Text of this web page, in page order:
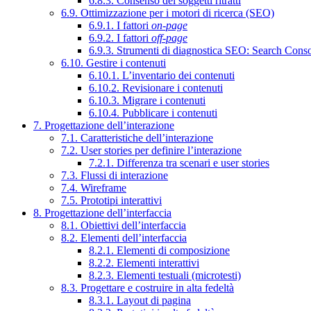
6.9. Ottimizzazione per i motori di ricerca (SEO)
6.9.1. I fattori on-page
6.9.2. I fattori off-page
6.9.3. Strumenti di diagnostica SEO: Search
6.10. Gestire i contenuti
6.10.1. L’inventario dei contenuti
6.10.2. Revisionare i contenuti
6.10.3. Migrare i contenuti
6.10.4. Pubblicare i contenuti
7. Progettazione dell’interazione
7.1. Caratteristiche dell’interazione
7.2. User stories per definire l’interazione
7.2.1. Differenza tra scenari e user stories
7.3. Flussi di interazione
7.4. Wireframe
7.5. Prototipi interattivi
8. Progettazione dell’interfaccia
8.1. Obiettivi dell’interfaccia
8.2. Elementi dell’interfaccia
8.2.1. Elementi di composizione
8.2.2. Elementi interattivi
8.2.3. Elementi testuali (microtesti)
8.3. Progettare e costruire in alta fedeltà
8.3.1. Layout di pagina